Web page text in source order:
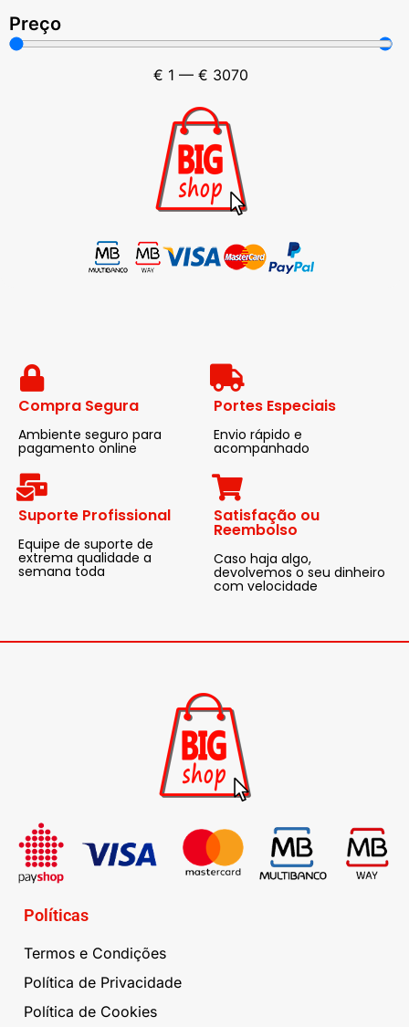
Preço
€ 1 — € 3070
Compra Segura
Ambiente seguro para
pagamento online
Portes Especiais
Envio rápido e
acompanhado
Suporte Profissional
Equipe de suporte de
extrema qualidade a
semana toda
Satisfação ou
Reembolso
Caso haja algo,
devolvemos o seu dinheiro
com velocidade
Políticas
Termos e Condições
Política de Privacidade
Política de Cookies